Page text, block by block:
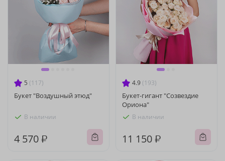
5 (117)
Букет "Воздушный этюд"
В наличии
4 570 ₽
4.9 (193)
Букет-гигант "Созвездие
Ориона"
В наличии
11 150 ₽